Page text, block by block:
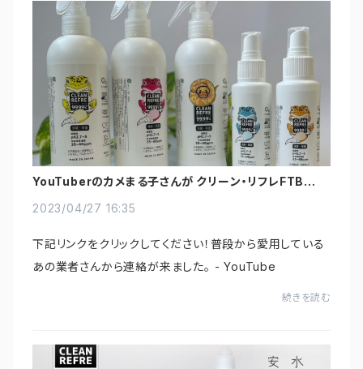
YouTuberのカメまる子さんが クリーン・リフレFTBver.
2023/04/27 16:35
下記リンクをクリックしてください！普段から愛用している
あの業者さんから連絡が来ました。 - YouTube
続きを読む